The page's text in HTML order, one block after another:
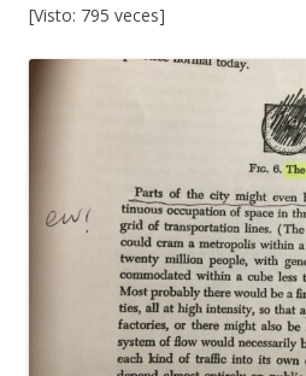
[Visto: 795 veces]